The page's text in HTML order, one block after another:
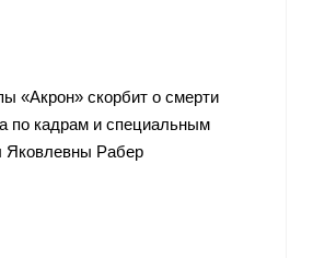
«Акрон» скорбит о смерти
по кадрам и специальным
Яковлевны Рабер